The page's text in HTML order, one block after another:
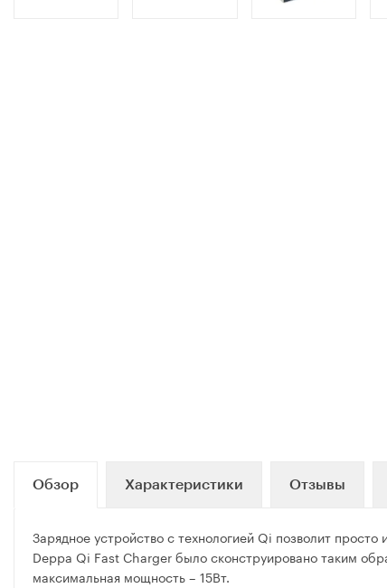
Обзор Характеристики Отзывы
Зарядное устройство с технологией Qi позволит
Deppa Qi Fast Charger было сконструировано таким
максимальная мощность – 15Вт.